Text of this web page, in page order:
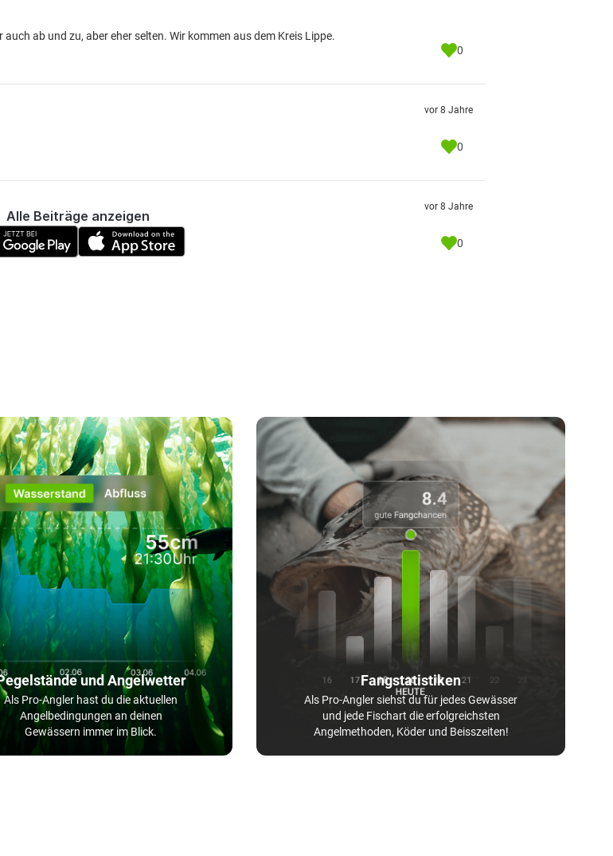
ab und zu, aber eher selten. Wir kommen aus dem Kreis Lippe.
0
vor 8 Jahre
0
vor 8 Jahre
0
Alle Beiträge anzeigen
und Angelwetter
Als Pro-Angler hast du die aktuellen
Angelbedingungen an deinen
Gewässern immer im Blick.
Fangstatistiken
Als Pro-Angler siehst du für jedes Gewässer
und jede Fischart die erfolgreichsten
Angelmethoden, Köder und Beisszeiten!